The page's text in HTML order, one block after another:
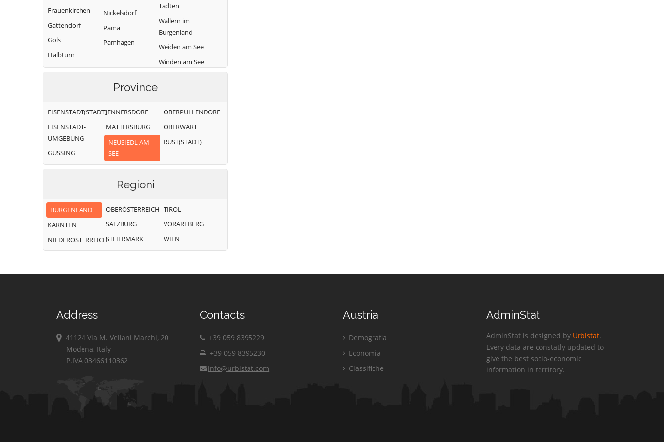
Frauenkirchen
Gattendorf
Gols
Halbturn
Nickelsdorf
Pama
Pamhagen
Tadten
Wallern im
Burgenland
Weiden am See
Winden am See
Province
EISENSTADT(STADT)
EISENSTADT-
UMGEBUNG
GÜSSING
JENNERSDORF
MATTERSBURG
NEUSIEDL AM
SEE
OBERPULLENDORF
OBERWART
RUST(STADT)
Regioni
BURGENLAND
KÄRNTEN
NIEDERÖSTERREICH
OBERÖSTERREICH
SALZBURG
STEIERMARK
TIROL
VORARLBERG
WIEN
Address
41124 Via M. Vellani Marchi, 20
Modena, Italy
P.IVA 03466110362
Contacts
+39 059 8395229
+39 059 8395230
info@urbistat.com
Austria
Demografia
Economia
Classifiche
AdminStat
AdminStat is designed by Urbistat.
Every data are constatly updated to
give the best socio-economic
information in territory.